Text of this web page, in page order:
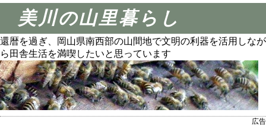
美川の山里暮らし
還暦を過ぎ、岡山県南西部の山間地で文明の利器を活用しなが
ら田舎生活を満喫したいと思っています
広告